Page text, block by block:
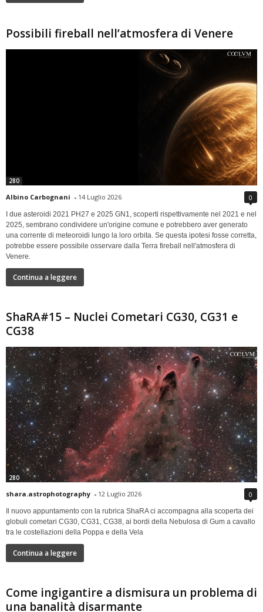
Possibili fireball nell’atmosfera di Venere
280
Albino Carbognani - 14 Luglio 2026 0
I due asteroidi 2021 PH27 e 2025 GN1, scoperti rispettivamente nel 2021 e nel
2025, sembrano condividere un'origine comune e potrebbero aver generato
una corrente di meteoroidi lungo la loro orbita. Se questa ipotesi fosse corretta,
potrebbe essere possibile osservare dalla Terra fireball nell'atmosfera di
Venere.
Continua a leggere
ShaRA#15 – Nuclei Cometari CG30, CG31 e
CG38
280
shara.astrophotography - 12 Luglio 2026 0
Il nuovo appuntamento con la rubrica ShaRA ci accompagna alla scoperta dei
globuli cometari CG30, CG31, CG38, ai bordi della Nebulosa di Gum a cavallo
tra le costellazioni della Poppa e della Vela
Continua a leggere
Come ingigantire a dismisura un problema di
una banalità disarmante